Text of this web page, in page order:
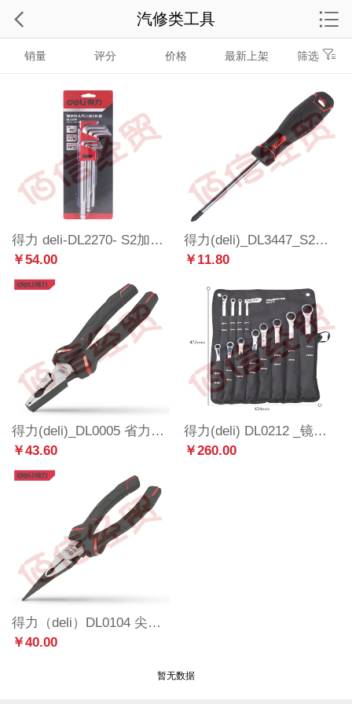
销量 评分 价格 最新上架 筛选
得力 deli-DL2270- S2加长球头内六角9件套1.5-10(mm)
￥54.00
得力(deli)_DL3447_S2带磁性一字螺丝刀螺丝批一字改锥起子_6x100mm
￥11.80
得力(deli)_DL0005 省力钢丝钳子60号铬钒钢老虎钳子多功能平口钳剪线钳8英寸_
￥43.60
得力(deli) DL0212 _镜面双梅花扳手套装梅花扳手12件套5.5-32mm_
￥260.00
得力（deli）DL0104 尖嘴钳子多功能电工钳子五金工具尖口钳尖咀钳尖头钳 铬钒钢尖嘴钳8英寸省力款
￥40.00
暂无数据
汽修类工具